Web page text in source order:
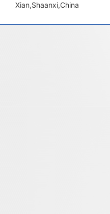
Xian,Shaanxi,China